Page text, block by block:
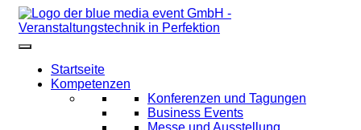
Startseite
Kompetenzen
Konferenzen und Tagungen
Business Events
Messe und Ausstellung